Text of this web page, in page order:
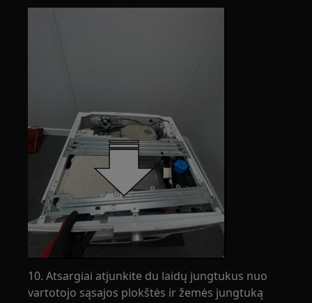
10. Atsargiai atjunkite du laidų jungtukus nuo
vartotojo sąsajos plokštės ir žemės jungtuką